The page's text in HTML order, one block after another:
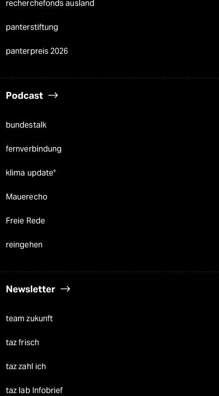
recherchefonds ausland
panterstiftung
panterpreis 2026
Podcast
bundestalk
fernverbindung
klima update°
Mauerecho
Freie Rede
reingehen
Newsletter
team zukunft
taz frisch
taz zahl ich
taz lab Infobrief